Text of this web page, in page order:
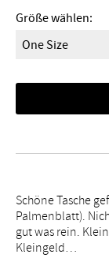
Größe wählen:
One Size
Schöne Tasche
Palmenblatt).
gut was rein.
Kleingeld…